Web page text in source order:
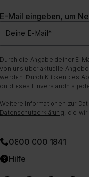
E-Mail eingeben, um
Deine E-Mail*
Durch die Angabe deiner E-
von uns über aktuelle
werden. Durch Klicken des
du dieses Einverständnis
Weitere Informationen zur
Datenschutzerklärung , die
0800 000 1841
Hilfe